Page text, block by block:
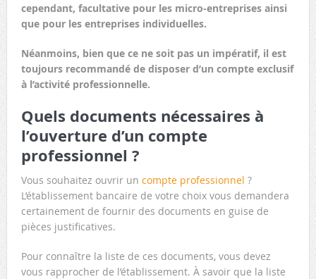
cependant, facultative pour les micro-entreprises ainsi
que pour les entreprises individuelles.
Néanmoins, bien que ce ne soit pas un impératif, il est
toujours recommandé de disposer d’un compte exclusif
à l’activité professionnelle.
Quels documents nécessaires à
l’ouverture d’un compte
professionnel ?
Vous souhaitez ouvrir un compte professionnel ?
L’établissement bancaire de votre choix vous demandera
certainement de fournir des documents en guise de
pièces justificatives.
Pour connaître la liste de ces documents, vous devez
vous rapprocher de l’établissement. À savoir que la liste